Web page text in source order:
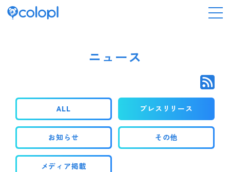
IR情報
ニュース
ALL プレスリリース
お知らせ その他
メディア掲載